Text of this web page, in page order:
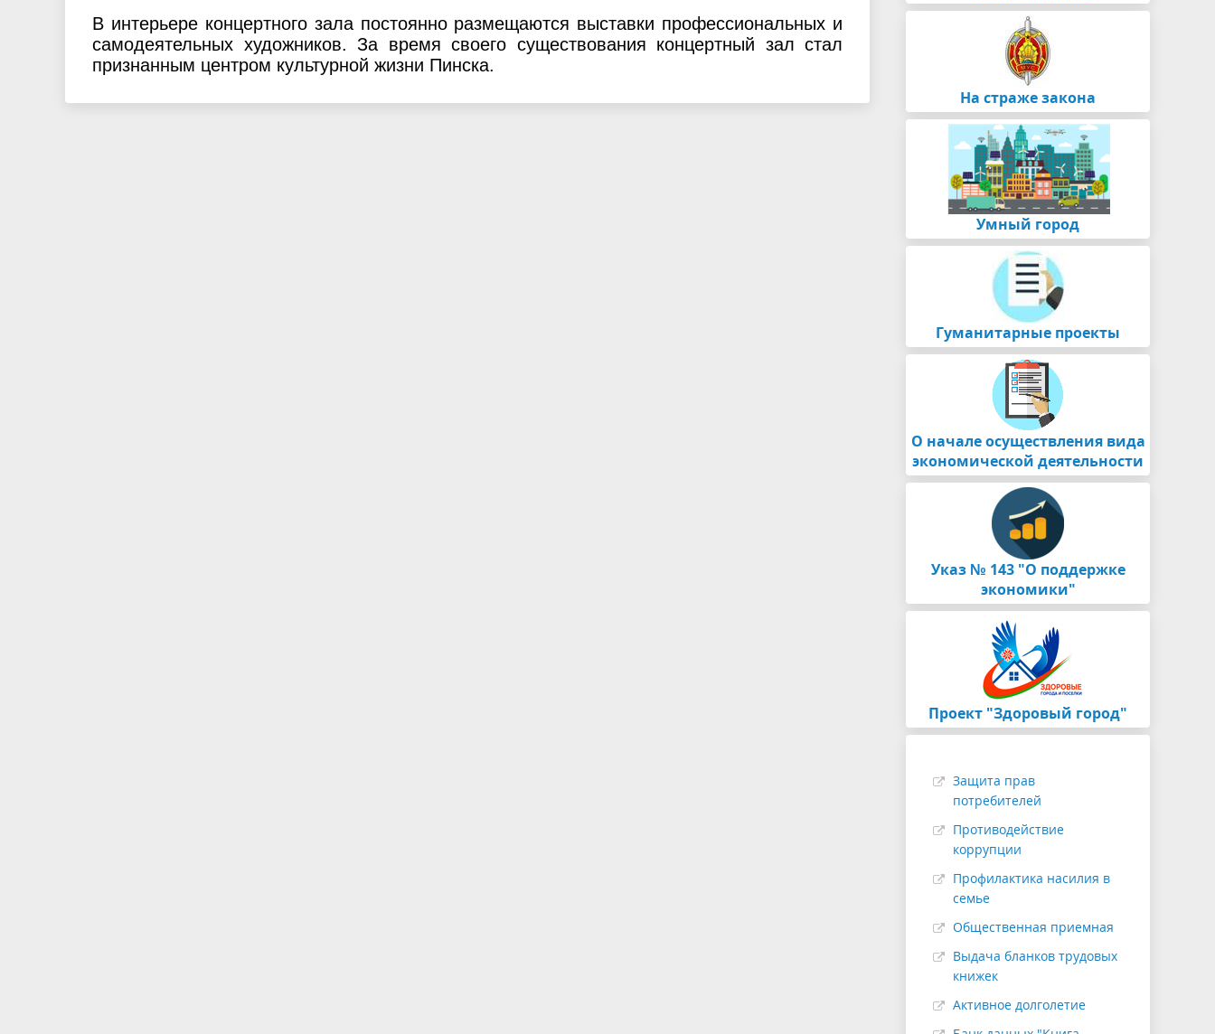
В интерьере концертного зала постоянно размещаются выставки профессиональных и
самодеятельных художников. За время своего существования концертный зал стал
признанным центром культурной жизни Пинска.
На страже закона
Умный город
Гуманитарные проекты
О начале осуществления вида
экономической деятельности
Указ № 143 "О поддержке
экономики"
Проект "Здоровый город"
Защита прав
потребителей
Противодействие
коррупции
Профилактика насилия в
семье
Общественная приемная
Выдача бланков трудовых
книжек
Активное долголетие